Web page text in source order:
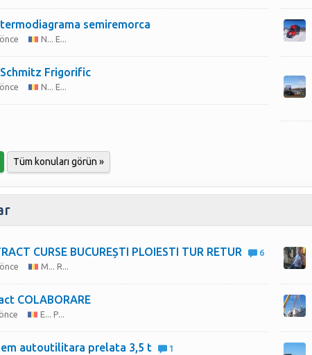
semiremorca
N... E...
Frigorific
N... E...
Tüm konuları görün »
CURSE BUCUREȘTI PLOIESTI TUR RETUR
6
M... R...
COLABORARE
E... P...
autoutilitara prelata 3,5 t
1